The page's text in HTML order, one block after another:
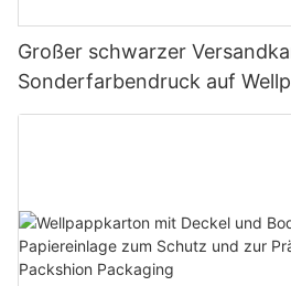
Großer schwarzer
Sonderfarbendruck auf
Setverpackungen –